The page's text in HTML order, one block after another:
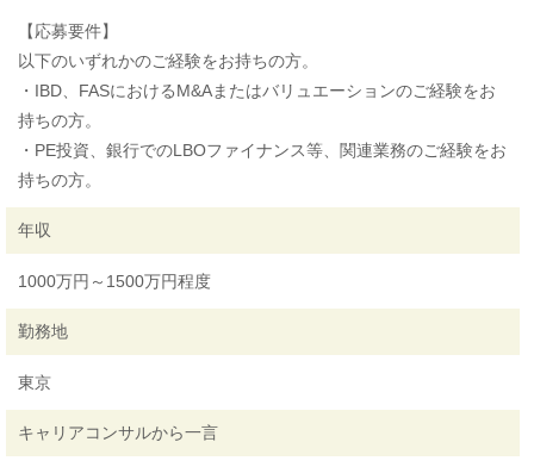
【応募要件】
以下のいずれかのご経験をお持ちの方。
・IBD、FASにおけるM&Aまたはバリュエーションのご経験をお
持ちの方。
・PE投資、銀行でのLBOファイナンス等、関連業務のご経験をお
持ちの方。
年収
1000万円～1500万円程度
勤務地
東京
キャリアコンサルから一言